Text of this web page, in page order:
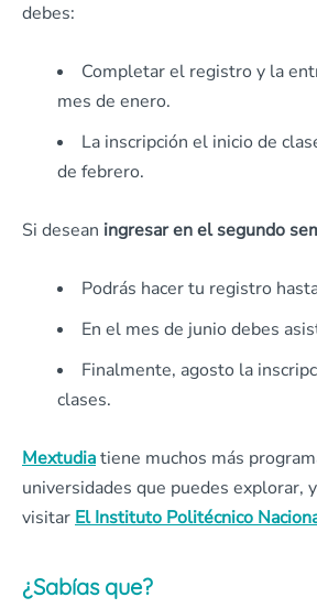
debes:
Completar el registro y la
mes de enero.
La inscripción el inicio de
de febrero.
Si desean ingresar en el segundo
Podrás hacer tu registro
En el mes de junio debes
Finalmente, agosto la
clases.
Mextudiatiene muchos más
universidades que puedes explorar,
visitar El Instituto Politécnico
¿Sabías que?